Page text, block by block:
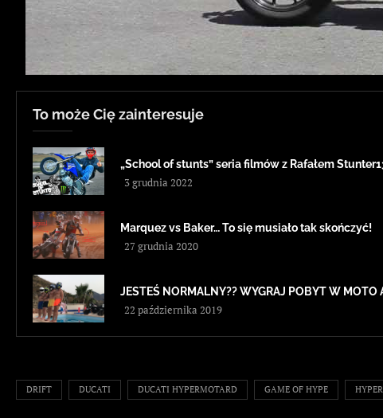
To może Cię zainteresuje
„School of stunts” seria filmów z Rafałem
3 grudnia 2022
Marquez vs Baker… To się musiało tak skończyć!
27 grudnia 2020
JESTEŚ NORMALNY?? WYGRAJ POBYT W MOTO
22 października 2019
DRIFT DUCATI DUCATI HYPERMOTARD GAME OF HYPE